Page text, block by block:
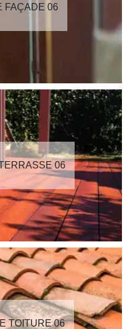
FAÇADE 06
06
TOITURE 06